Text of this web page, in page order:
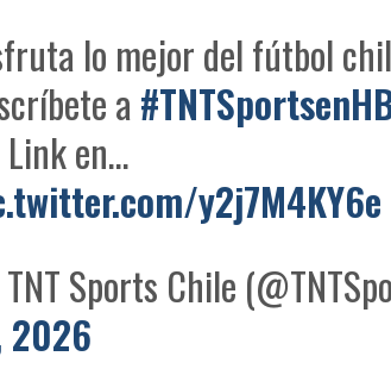
lo mejor del fútbol
a
en…
y2j7M4KY6e
Sports Chile
2026